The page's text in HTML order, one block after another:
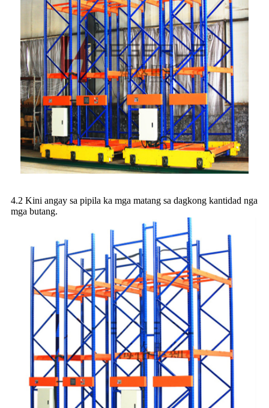
4.2 Kini angay sa pipila ka mga matang sa dagkong kantidad nga
mga butang.